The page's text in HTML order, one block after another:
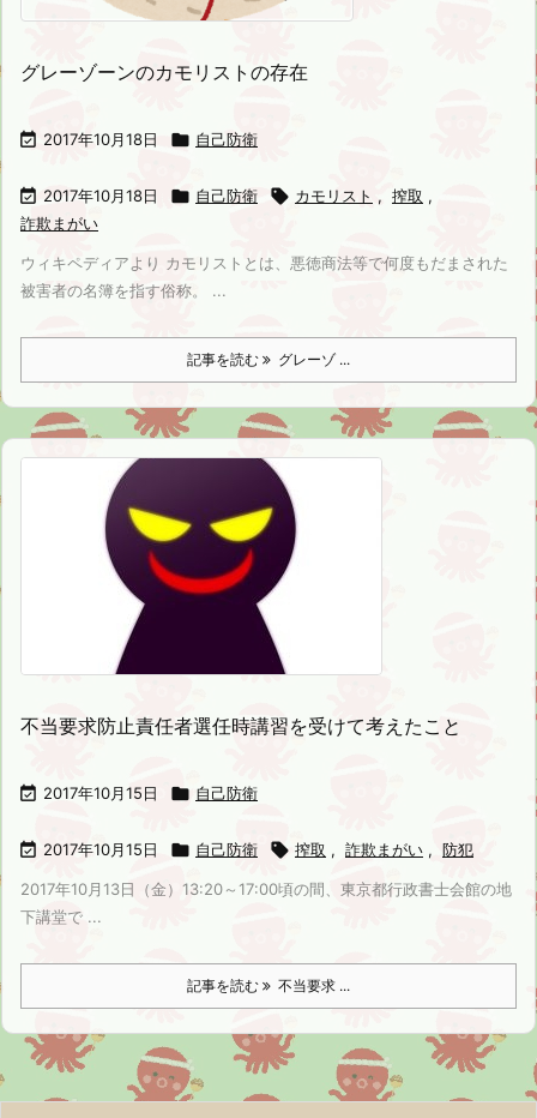
グレーゾーンのカモリストの存在
 2017年10月18日  自己防衛
 2017年10月18日  自己防衛  カモリスト , 搾取 ,
詐欺まがい
ウィキペディアより カモリストとは、悪徳商法等で何度もだまされた
被害者の名簿を指す俗称。 ...
記事を読む グレーゾ ...
不当要求防止責任者選任時講習を受けて考えたこと
 2017年10月15日  自己防衛
 2017年10月15日  自己防衛  搾取 , 詐欺まがい , 防犯
2017年10月13日（金）13:20～17:00頃の間、東京都行政書士会館の地
下講堂で ...
記事を読む 不当要求 ...